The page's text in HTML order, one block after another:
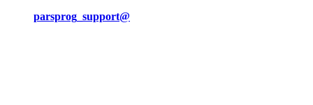
parsprog_support@